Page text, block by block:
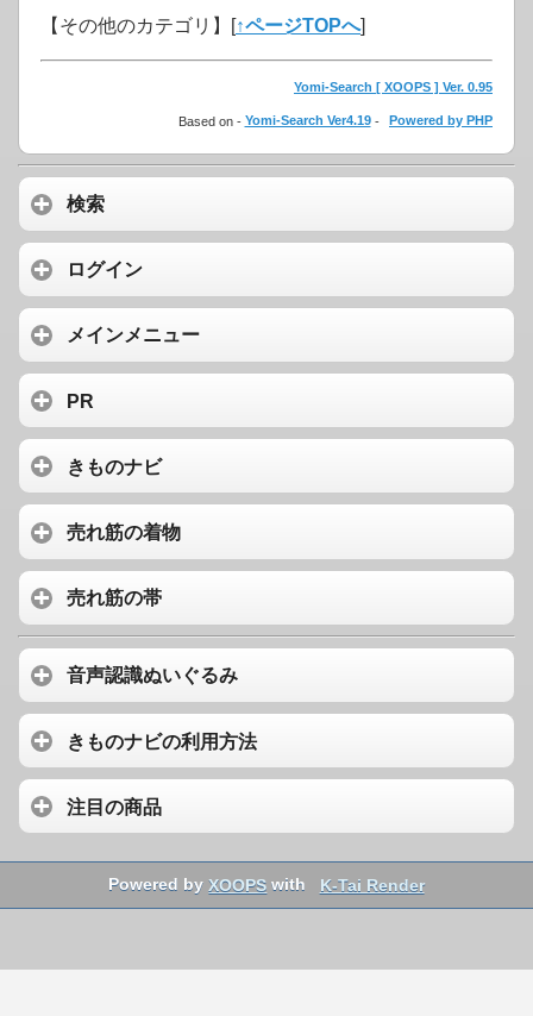
【その他のカテゴリ】 [↑ページTOPへ]
Yomi-Search [ XOOPS ] Ver. 0.95
Based on - Yomi-Search Ver4.19- Powered by PHP
検索
ログイン
メインメニュー
PR
きものナビ
売れ筋の着物
売れ筋の帯
音声認識ぬいぐるみ
きものナビの利用方法
注目の商品
Powered byXOOPS with K-Tai Render